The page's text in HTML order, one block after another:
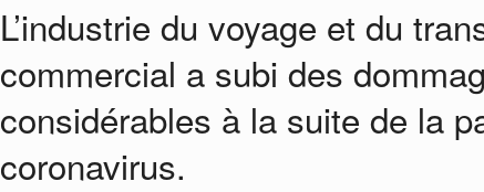
L’industrie du voyage et du
commercial a subi des
considérables à la suite de la
coronavirus.